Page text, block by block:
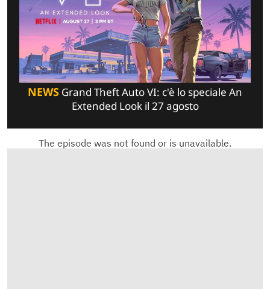
NEWS Grand Theft Auto VI: c'è lo speciale An
Extended Look il 27 agosto